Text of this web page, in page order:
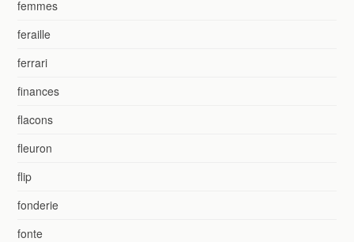
femmes
feraille
ferrari
finances
flacons
fleuron
flip
fonderie
fonte